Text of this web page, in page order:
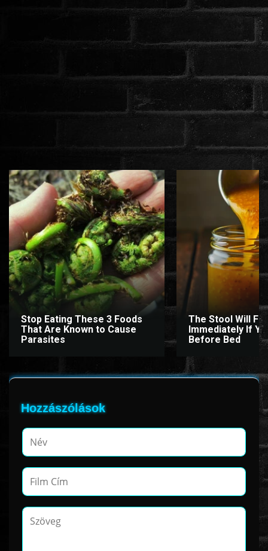
Stop Eating These 3 Foods
That Are Known to Cause
Parasites
The Stool Will Fly
Immediately If
Before Bed
Hozzászólások